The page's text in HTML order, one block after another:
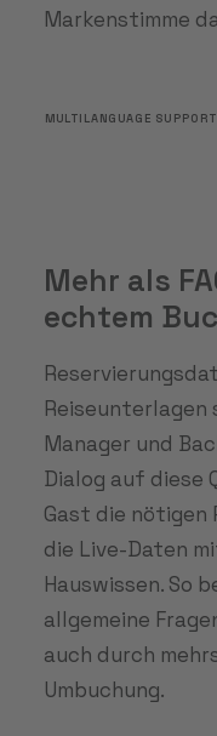
Markenstimme
MULTILANGUAGE
Mehr als
echtem
Reiseunterlagen
Manager und
Dialog auf diese
Gast die nötigen
die Live-Daten
Hauswissen. So
allgemeine
auch durch
Umbuchung.